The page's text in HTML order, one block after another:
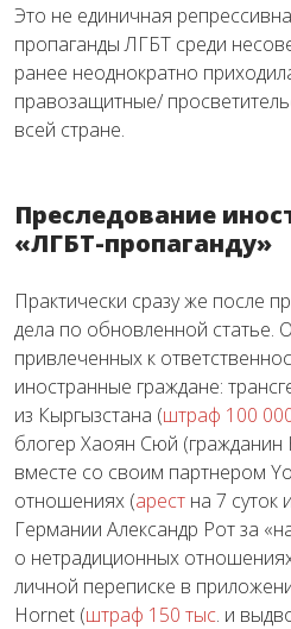
Это не единичная
пропаганды ЛГБТ среди
ранее неоднократно
правозащитные/
всей стране.
Преследование
«ЛГБТ-пропаганду»
Практически сразу же после
дела по обновленной статье.
привлеченных к
иностранные граждане:
из Кыргызстана (штраф 100
блогер Хаоян Сюй (гражданин
вместе со своим партнером
отношениях (арест на 7 суток
Германии Александр Рот за
о нетрадиционных
личной переписке в
Hornet (штраф 150 тыс. и